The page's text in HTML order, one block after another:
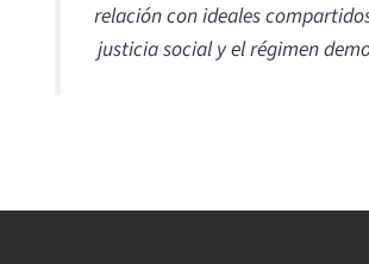
relación con ideales
justicia social y el régimen